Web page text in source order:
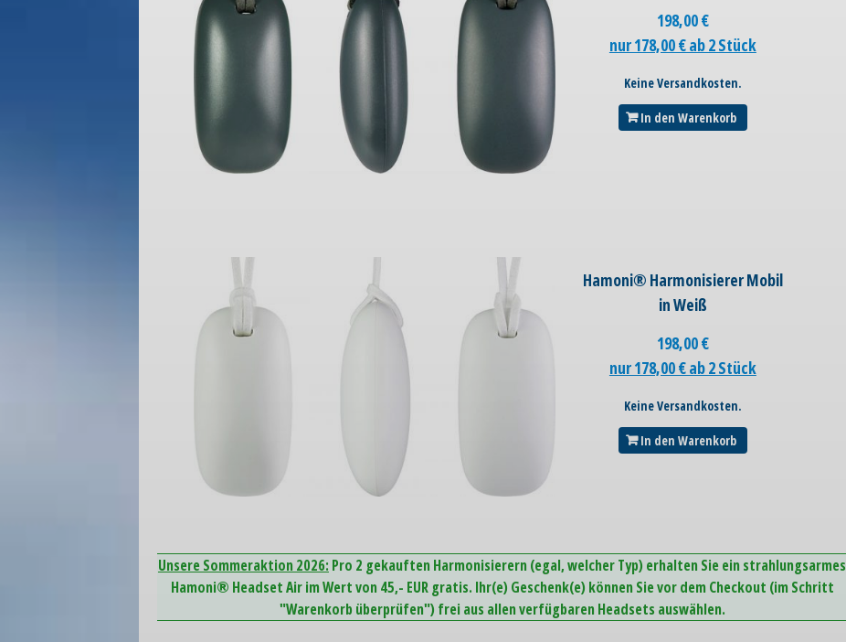
198,00€
nur 178,00 € ab 2 Stück
Keine Versandkosten.
In den Warenkorb
Hamoni® Harmonisierer Mobil
in Weiß
198,00€
nur 178,00 € ab 2 Stück
Keine Versandkosten.
In den Warenkorb
Unsere Sommeraktion 2026: Pro 2 gekauften Harmonisierern (egal, welcher Typ) erhalten Sie ein strahlungsarmes
Hamoni® Headset Air im Wert von 45,- EUR gratis. Ihr(e) Geschenk(e) können Sie vor dem Checkout (im Schritt
"Warenkorb überprüfen") frei aus allen verfügbaren Headsets auswählen.